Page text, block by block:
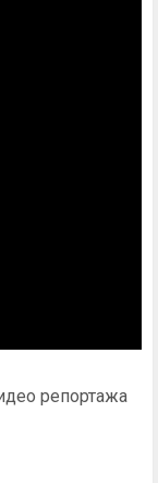
репортажа